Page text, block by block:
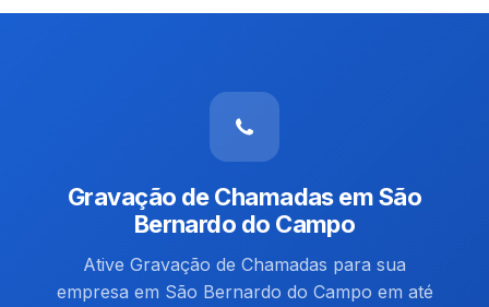
Gravação de Chamadas em São
Bernardo do Campo
Ative Gravação de Chamadas para sua
empresa em São Bernardo do Campo em até